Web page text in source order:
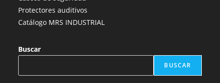
Protectores auditivos
Catálogo MRS INDUSTRIAL
Buscar
BUSCAR